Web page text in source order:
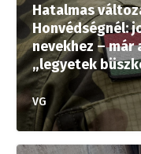
Hatalmas
Honvédségnél:
nevekhez – már
„legyetek
VG